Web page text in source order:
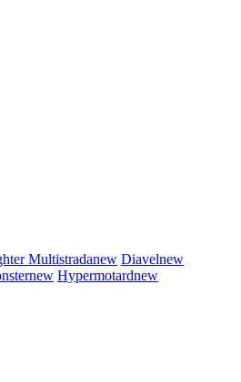
Multistradanew Diavelnew
new Hypermotardnew